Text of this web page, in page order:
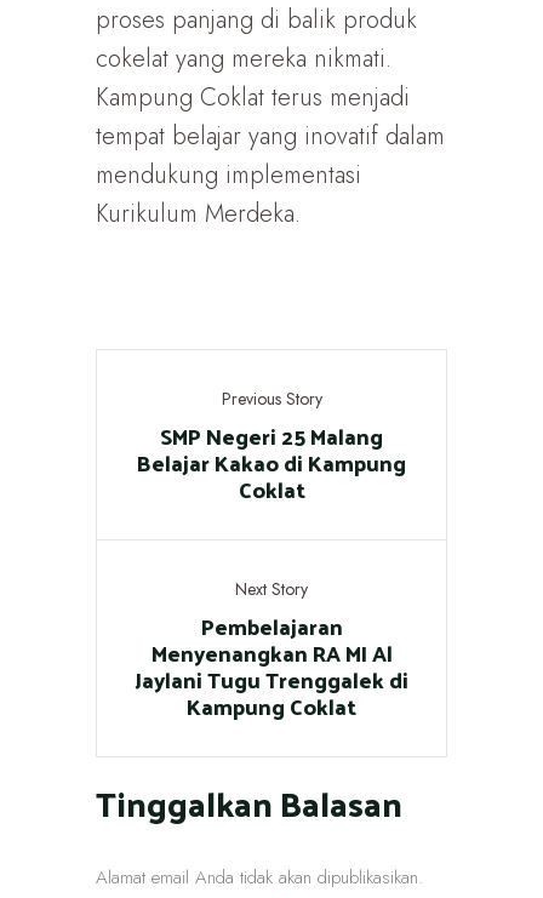
proses panjang di balik produk
cokelat yang mereka nikmati.
Kampung Coklat terus menjadi
tempat belajar yang inovatif dalam
mendukung implementasi
Kurikulum Merdeka.
Previous Story
SMP Negeri 25 Malang
Belajar Kakao di Kampung
Coklat
Next Story
Pembelajaran
Menyenangkan RA MI Al
Jaylani Tugu Trenggalek di
Kampung Coklat
Tinggalkan Balasan
Alamat email Anda tidak akan dipublikasikan.